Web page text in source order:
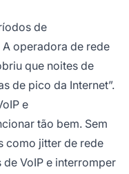
de
operadora de rede
que noites de
de pico da Internet”.
e
tão bem. Sem
como jitter de rede
VoIP e interromper